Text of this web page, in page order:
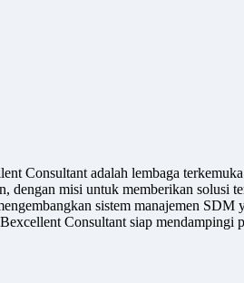
Consultant adalah lembaga
misi untuk memberikan solusi
sistem manajemen
Consultant siap mendampingi